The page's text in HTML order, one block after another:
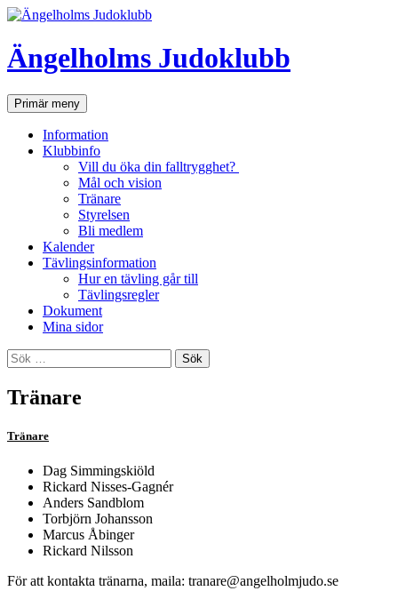
Ängelholms Judoklubb
SökPrimär meny Hoppa
till
innehåll
Information
Klubbinfo
Vill du öka din falltrygghet?
Mål och vision
Tränare
Styrelsen
Bli medlem
Kalender
Tävlingsinformation
Hur en tävling går till
Tävlingsregler
Dokument
Mina sidor
Sök
efter:
Tränare
Tränare
Dag Simmingskiöld
Rickard Nisses-Gagnér
Anders Sandblom
Torbjörn Johansson
Marcus Åbinger
Rickard Nilsson
För att kontakta tränarna, maila: tranare@angelholmjudo.se